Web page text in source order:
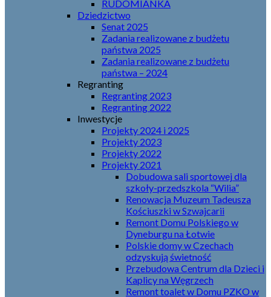
RUDOMIANKA
Dziedzictwo
Senat 2025
Zadania realizowane z budżetu
państwa 2025
Zadania realizowane z budżetu
państwa – 2024
Regranting
Regranting 2023
Regranting 2022
Inwestycje
Projekty 2024 i 2025
Projekty 2023
Projekty 2022
Projekty 2021
Dobudowa sali sportowej dla
szkoły-przedszkola “Wilia”
Renowacja Muzeum Tadeusza
Kościuszki w Szwajcarii
Remont Domu Polskiego w
Dyneburgu na Łotwie
Polskie domy w Czechach
odzyskują świetność
Przebudowa Centrum dla Dzieci i
Kaplicy na Węgrzech
Remont toalet w Domu PZKO w